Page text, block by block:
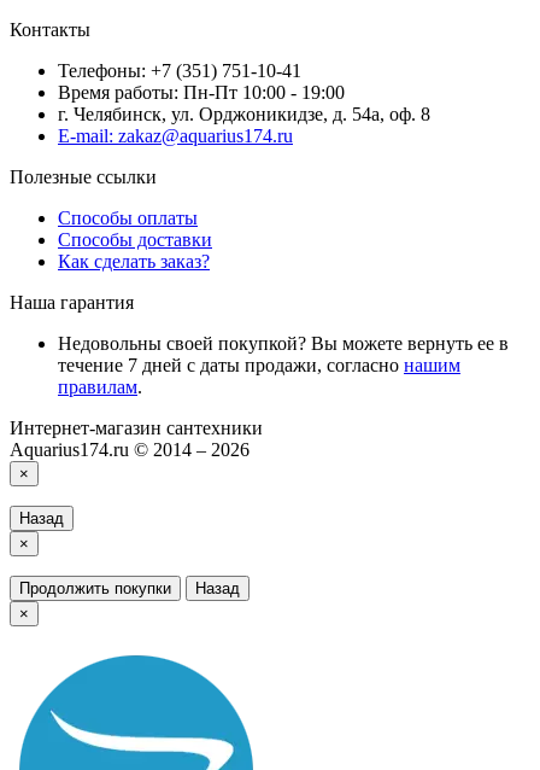
Контакты
Телефоны: +7 (351) 751-10-41
Время работы: Пн-Пт 10:00 - 19:00
г. Челябинск, ул. Орджоникидзе, д. 54а, оф. 8
E-mail: zakaz@aquarius174.ru
Полезные ссылки
Способы оплаты
Способы доставки
Как сделать заказ?
Наша гарантия
Недовольны своей покупкой? Вы можете вернуть ее в
течение 7 дней с даты продажи, согласно нашим
правилам.
Интернет-магазин сантехники
Aquarius174.ru © 2014 – 2026
×
Назад
×
Продолжить покупки
Назад
×